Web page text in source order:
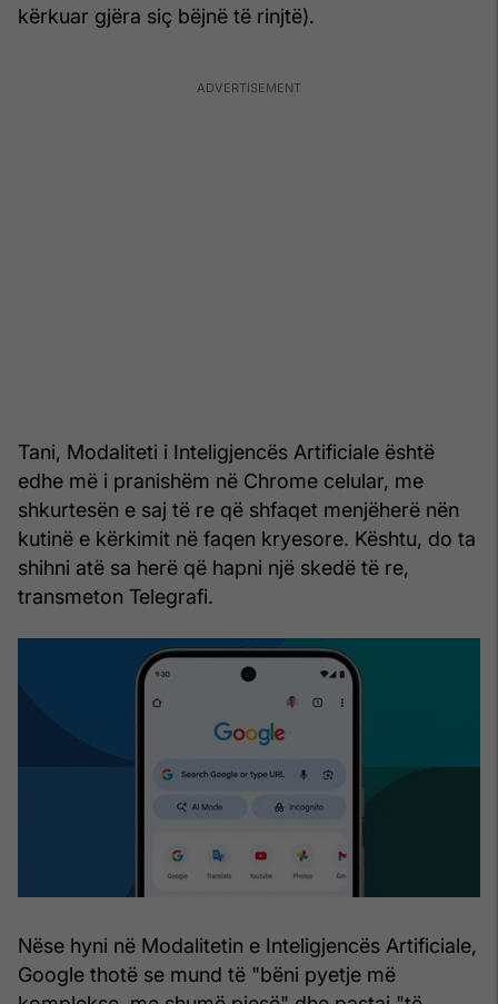
kërkuar gjëra siç bëjnë të rinjtë).
Tani, Modaliteti i Inteligjencës Artificiale është
edhe më i pranishëm në Chrome celular, me
shkurtesën e saj të re që shfaqet menjëherë nën
kutinë e kërkimit në faqen kryesore. Kështu, do ta
shihni atë sa herë që hapni një skedë të re,
transmeton Telegrafi.
Nëse hyni në Modalitetin e Inteligjencës Artificiale,
Google thotë se mund të "bëni pyetje më